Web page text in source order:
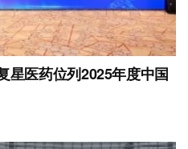
星医药位列2025年度中国